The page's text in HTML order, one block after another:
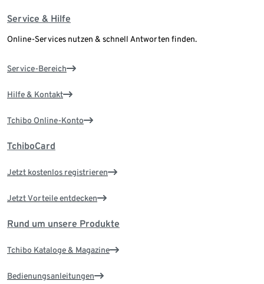
Service & Hilfe
Online-Services nutzen & schnell Antworten finden.
Service-Bereich
Hilfe & Kontakt
Tchibo Online-Konto
TchiboCard
Jetzt kostenlos registrieren
Jetzt Vorteile entdecken
Rund um unsere Produkte
Tchibo Kataloge & Magazine
Bedienungsanleitungen